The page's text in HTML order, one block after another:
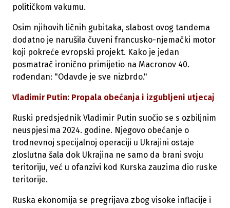
političkom vakumu.
Osim njihovih ličnih gubitaka, slabost ovog tandema
dodatno je narušila čuveni francusko-njemački motor
koji pokreće evropski projekt. Kako je jedan
posmatrač ironično primijetio na Macronov 40.
rođendan: "Odavde je sve nizbrdo."
Vladimir Putin: Propala obećanja i izgubljeni utjecaj
Ruski predsjednik Vladimir Putin suočio se s ozbiljnim
neuspjesima 2024. godine. Njegovo obećanje o
trodnevnoj specijalnoj operaciji u Ukrajini ostaje
zloslutna šala dok Ukrajina ne samo da brani svoju
teritoriju, već u ofanzivi kod Kurska zauzima dio ruske
teritorije.
Ruska ekonomija se pregrijava zbog visoke inflacije i